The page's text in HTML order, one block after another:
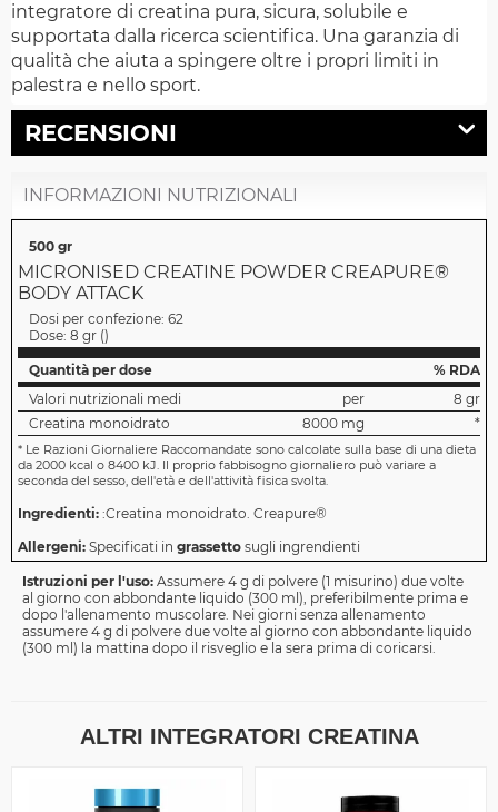
integratore di creatina pura, sicura, solubile e
supportata dalla ricerca scientifica. Una garanzia di
qualità che aiuta a spingere oltre i propri limiti in
palestra e nello sport.
RECENSIONI
INFORMAZIONI NUTRIZIONALI
500 gr
MICRONISED CREATINE POWDER CREAPURE®
BODY ATTACK
Dosi per confezione: 62
Dose: 8 gr ()
Quantità per dose
% RDA
Valori nutrizionali medi
per
8 gr
Creatina monoidrato
8000 mg *
* Le Razioni Giornaliere Raccomandate sono calcolate sulla base di una dieta
da 2000 kcal o 8400 kJ. Il proprio fabbisogno giornaliero può variare a
seconda del sesso, dell'età e dell'attività fisica svolta.
Ingredienti: :Creatina monoidrato. Creapure®
Allergeni: Specificati in grassetto sugli ingrendienti
Istruzioni per l'uso: Assumere 4 g di polvere (1 misurino) due volte
al giorno con abbondante liquido (300 ml), preferibilmente prima e
dopo l'allenamento muscolare. Nei giorni senza allenamento
assumere 4 g di polvere due volte al giorno con abbondante liquido
(300 ml) la mattina dopo il risveglio e la sera prima di coricarsi.
ALTRI INTEGRATORI CREATINA